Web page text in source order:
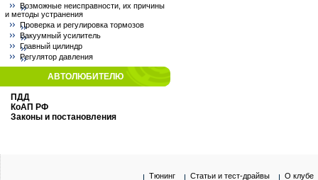
Возможные неисправности, их причины
и методы устранения
Проверка и регулировка тормозов
Вакуумный усилитель
Главный цилиндр
Регулятор давления
АВТОЛЮБИТЕЛЮ
ПДД
КоАП РФ
Законы и постановления
Тюнинг Статьи и тест-драйвы О клубе